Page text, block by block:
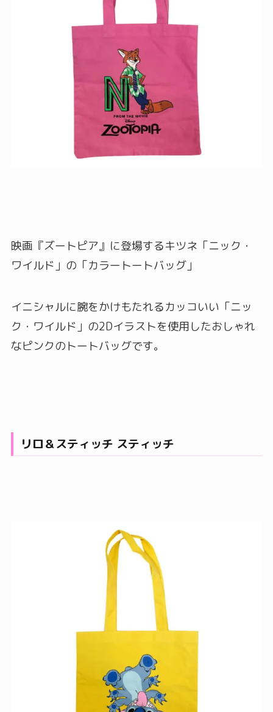
映画『ズートピア』に登場するキツネ「ニック・
ワイルド」の「カラートートバッグ」
イニシャルに腕をかけもたれるカッコいい「ニッ
ク・ワイルド」の2Dイラストを使用したおしゃれ
なピンクのトートバッグです。
リロ＆スティッチ スティッチ